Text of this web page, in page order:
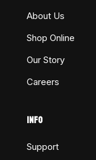
About Us
Shop Online
Our Story
Careers
INFO
Support